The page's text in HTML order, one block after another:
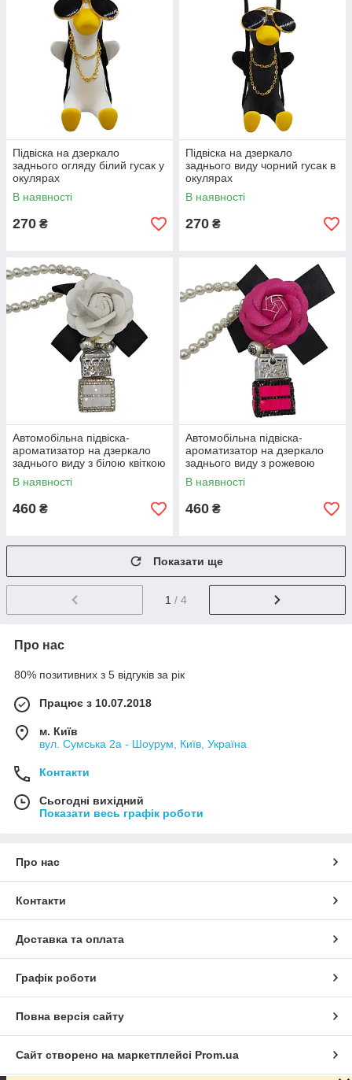
Підвіска на дзеркало
заднього огляду білий гусак у
окулярах
В наявності
270 ₴
Підвіска на дзеркало
заднього виду чорний гусак в
окулярах
В наявності
270 ₴
Автомобільна підвіска-
ароматизатор на дзеркало
заднього виду з білою квіткою
В наявності
460 ₴
Автомобільна підвіска-
ароматизатор на дзеркало
заднього виду з рожевою
квіткою
В наявності
460 ₴
Показати ще
1 / 4
Про нас
80% позитивних з 5 відгуків за рік
Працює з 10.07.2018
м. Київ
вул. Сумська 2а - Шоурум, Київ, Україна
Контакти
Сьогодні вихідний
Показати весь графік роботи
Про нас
Контакти
Доставка та оплата
Графік роботи
Повна версія сайту
Сайт створено на маркетплейсі Prom.ua